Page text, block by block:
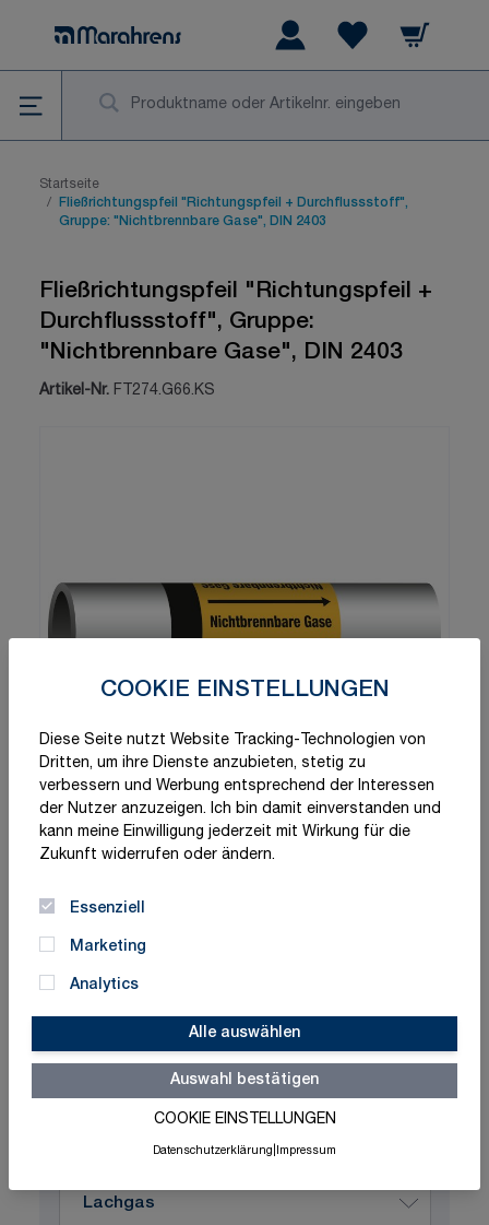
COOKIE EINSTELLUNGEN
Diese Seite nutzt Website Tracking-Technologien von
Dritten, um ihre Dienste anzubieten, stetig zu
verbessern und Werbung entsprechend der Interessen
der Nutzer anzuzeigen. Ich bin damit einverstanden und
kann meine Einwilligung jederzeit mit Wirkung für die
Zukunft widerrufen oder ändern.
Essenziell
Marketing
Analytics
Alle auswählen
Auswahl bestätigen
COOKIE EINSTELLUNGEN
Datenschutzerklärung Impressum
Warenkorb
Startseite
/
Fließrichtungspfeil "Richtungspfeil + Durchflussstoff",
Gruppe: "Nichtbrennbare Gase", DIN 2403
Fließrichtungspfeil "Richtungspfeil +
Durchflussstoff", Gruppe:
"Nichtbrennbare Gase", DIN 2403
Artikel-Nr. FT274.G66.KS
Schnelle Lieferung
Made in Germany
ISO-zertifizierte Qualität
Produktvariation wählen